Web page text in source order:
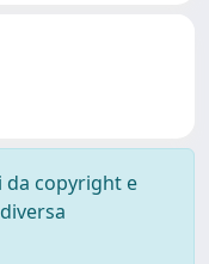
da copyright e